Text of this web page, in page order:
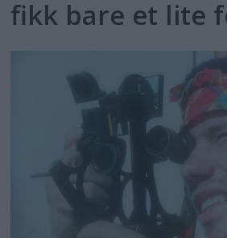
fikk bare et lite